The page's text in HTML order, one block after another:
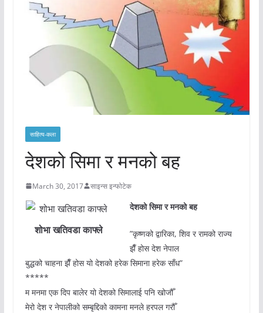
साहित्य-कला
देशको सिमा र मनको बह
March 30, 2017 साइन्स इन्फोटेक
शोभा खतिवडा काफ्ले
देशको सिमा र मनको बह
”कृष्णको द्वारिका, शिव र रामको राज्य
झैँ होस देश नेपाल
बुद्धको चाहना झैँ होस यो देशको हरेक सिमाना हरेक साँध”
*****
म मनमा एक दिप बालेर यो देशको सिमालाई पनि खोजौँ
मेरो देश र नेपालीको सम्बृद्दिको कामना मनले हरपल गरौँ